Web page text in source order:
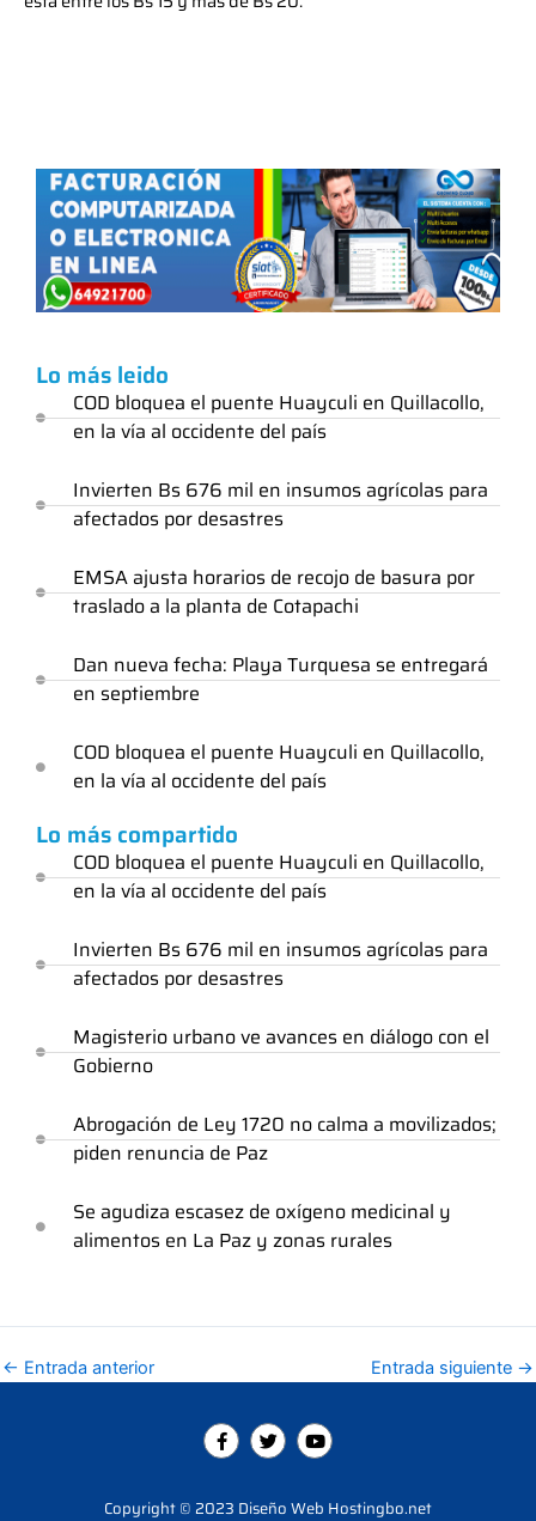
Lo más leido
COD bloquea el puente Huayculi en Quillacollo,
en la vía al occidente del país
Invierten Bs 676 mil en insumos agrícolas para
afectados por desastres
EMSA ajusta horarios de recojo de basura por
traslado a la planta de Cotapachi
Dan nueva fecha: Playa Turquesa se entregará
en septiembre
COD bloquea el puente Huayculi en Quillacollo,
en la vía al occidente del país
Lo más compartido
COD bloquea el puente Huayculi en Quillacollo,
en la vía al occidente del país
Invierten Bs 676 mil en insumos agrícolas para
afectados por desastres
Magisterio urbano ve avances en diálogo con el
Gobierno
Abrogación de Ley 1720 no calma a movilizados;
piden renuncia de Paz
Se agudiza escasez de oxígeno medicinal y
alimentos en La Paz y zonas rurales
← Entrada anterior Entrada siguiente →
F
a
c
b
T
w
i
t
Y
o
u
u
Copyright © 2023 Diseño Web Hostingbo.net